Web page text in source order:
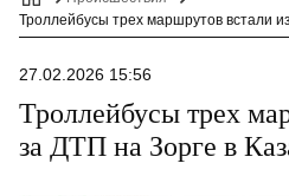
Троллейбусы трех маршрутов встали
27.02.2026 15:56
Троллейбусы трех
за ДТП на Зорге в